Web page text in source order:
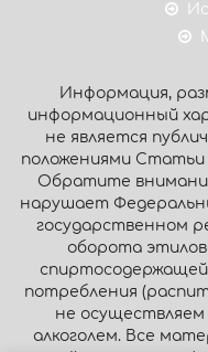
Информация,
информационный
не является
положениями Статьи
Обратите
нарушает
государственном
оборота
спиртосодержащей
потребления
не
алкоголем. Все